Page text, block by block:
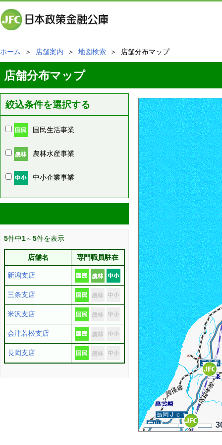
ホーム ＞ 店舗案内 ＞ 地図検索 ＞ 店舗分布マップ
店舗分布マップ
絞込条件を選択する
国民生活事業
農林水産事業
中小企業事業
5件中1～5件を表示
店舗名 専門職員駐在
新潟支店
三条支店
米沢支店
会津若松支店
長岡支店